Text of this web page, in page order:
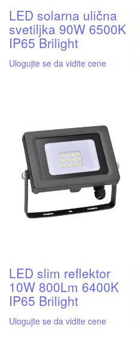
LED solarna ulična
svetiljka 90W 6500K
IP65 Brilight
Ulogujte se da vidite cene
LED slim reflektor
10W 800Lm 6400K
IP65 Brilight
Ulogujte se da vidite cene